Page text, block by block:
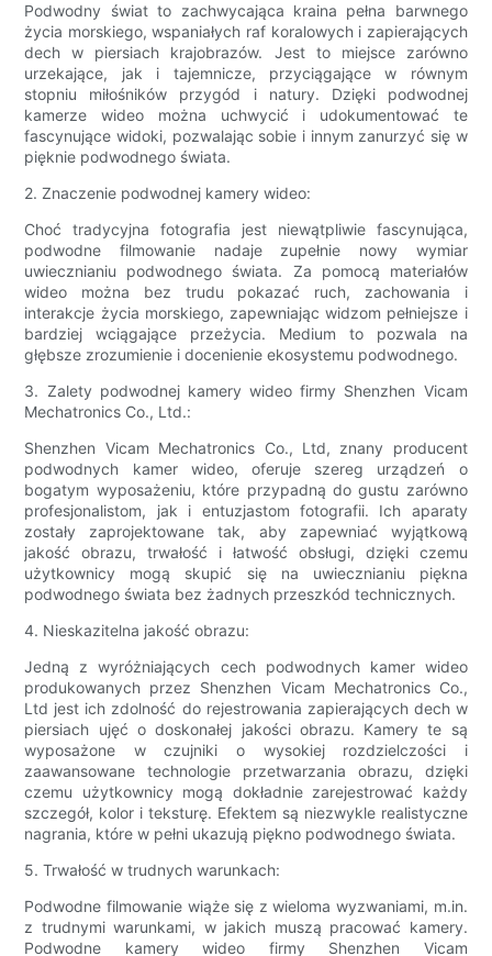
Podwodny świat to zachwycająca kraina pełna barwnego
życia morskiego, wspaniałych raf koralowych i zapierających
dech w piersiach krajobrazów. Jest to miejsce zarówno
urzekające, jak i tajemnicze, przyciągające w równym
stopniu miłośników przygód i natury. Dzięki podwodnej
kamerze wideo można uchwycić i udokumentować te
fascynujące widoki, pozwalając sobie i innym zanurzyć się w
pięknie podwodnego świata.
2. Znaczenie podwodnej kamery wideo:
Choć tradycyjna fotografia jest niewątpliwie fascynująca,
podwodne filmowanie nadaje zupełnie nowy wymiar
uwiecznianiu podwodnego świata. Za pomocą materiałów
wideo można bez trudu pokazać ruch, zachowania i
interakcje życia morskiego, zapewniając widzom pełniejsze i
bardziej wciągające przeżycia. Medium to pozwala na
głębsze zrozumienie i docenienie ekosystemu podwodnego.
3. Zalety podwodnej kamery wideo firmy Shenzhen Vicam
Mechatronics Co., Ltd.:
Shenzhen Vicam Mechatronics Co., Ltd, znany producent
podwodnych kamer wideo, oferuje szereg urządzeń o
bogatym wyposażeniu, które przypadną do gustu zarówno
profesjonalistom, jak i entuzjastom fotografii. Ich aparaty
zostały zaprojektowane tak, aby zapewniać wyjątkową
jakość obrazu, trwałość i łatwość obsługi, dzięki czemu
użytkownicy mogą skupić się na uwiecznianiu piękna
podwodnego świata bez żadnych przeszkód technicznych.
4. Nieskazitelna jakość obrazu:
Jedną z wyróżniających cech podwodnych kamer wideo
produkowanych przez Shenzhen Vicam Mechatronics Co.,
Ltd jest ich zdolność do rejestrowania zapierających dech w
piersiach ujęć o doskonałej jakości obrazu. Kamery te są
wyposażone w czujniki o wysokiej rozdzielczości i
zaawansowane technologie przetwarzania obrazu, dzięki
czemu użytkownicy mogą dokładnie zarejestrować każdy
szczegół, kolor i teksturę. Efektem są niezwykle realistyczne
nagrania, które w pełni ukazują piękno podwodnego świata.
5. Trwałość w trudnych warunkach:
Podwodne filmowanie wiąże się z wieloma wyzwaniami, m.in.
z trudnymi warunkami, w jakich muszą pracować kamery.
Podwodne kamery wideo firmy Shenzhen Vicam